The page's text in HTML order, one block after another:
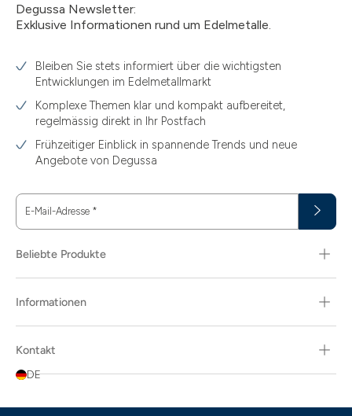
Degussa Newsletter:
Exklusive Informationen rund um Edelmetalle.
Bleiben Sie stets informiert über die wichtigsten
Entwicklungen im Edelmetallmarkt
Komplexe Themen klar und kompakt aufbereitet,
regelmässig direkt in Ihr Postfach
Frühzeitiger Einblick in spannende Trends und neue
Angebote von Degussa
E-Mail-Adresse *
Beliebte Produkte
Informationen
Kontakt
DE